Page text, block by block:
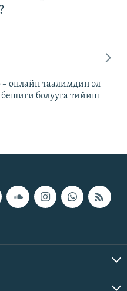
– онлайн таалимдин эл
болууга тийиш